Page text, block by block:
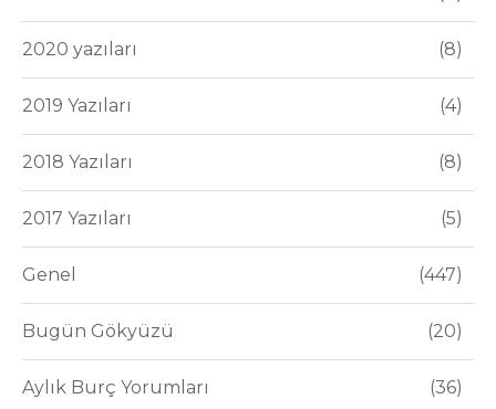
2020 yazıları 8
2019 Yazıları 4
2018 Yazıları 8
2017 Yazıları 5
Genel 447
Bugün Gökyüzü 20
Aylık Burç Yorumları 36